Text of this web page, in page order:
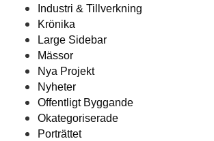
Industri & Tillverkning
Krönika
Large Sidebar
Mässor
Nya Projekt
Nyheter
Offentligt Byggande
Okategoriserade
Porträttet